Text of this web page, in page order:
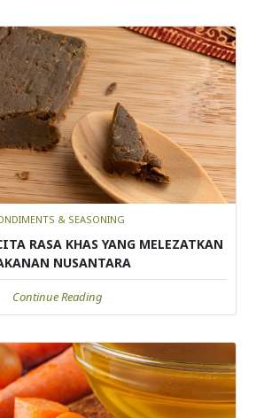
& SEASONING
RASA KHAS YANG MELEZATKAN
NUSANTARA
Continue Reading